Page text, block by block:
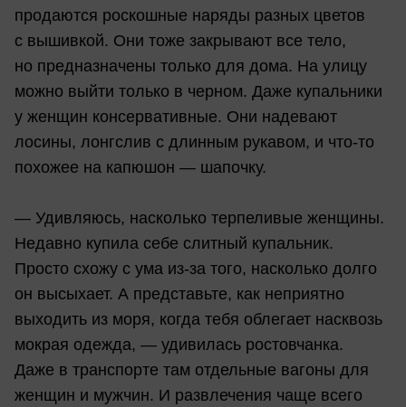
продаются роскошные наряды разных цветов
с вышивкой. Они тоже закрывают все тело,
но предназначены только для дома. На улицу
можно выйти только в черном. Даже купальники
у женщин консервативные. Они надевают
лосины, лонгслив с длинным рукавом, и что-то
похожее на капюшон — шапочку.
— Удивляюсь, насколько терпеливые женщины.
Недавно купила себе слитный купальник.
Просто схожу с ума из-за того, насколько долго
он высыхает. А представьте, как неприятно
выходить из моря, когда тебя облегает насквозь
мокрая одежда, — удивилась ростовчанка.
Даже в транспорте там отдельные вагоны для
женщин и мужчин. И развлечения чаще всего